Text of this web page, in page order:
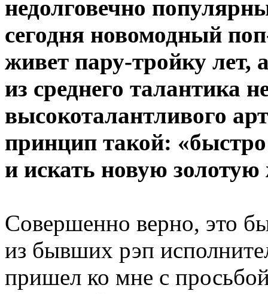
недолговечно
сегодня новомодный
живет пару-тройку лет,
из среднего талантика
высокоталантливого
принцип такой:
и искать новую
Совершенно верно, это
из бывших рэп
пришел ко мне с